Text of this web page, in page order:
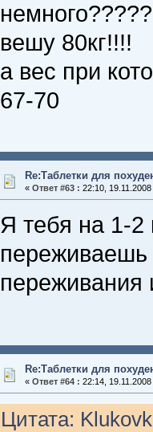
Я раньше
боюсь, что
Типа,
вешу 80кг!!!!
а вес при
67-70
Re:Таблетки для
« Ответ #63 : 22:10, 19.11.2008
Я тебя на 1-2
переживаешь
переживания
Re:Таблетки для
« Ответ #64 : 22:14, 19.11.2008
Цитата: